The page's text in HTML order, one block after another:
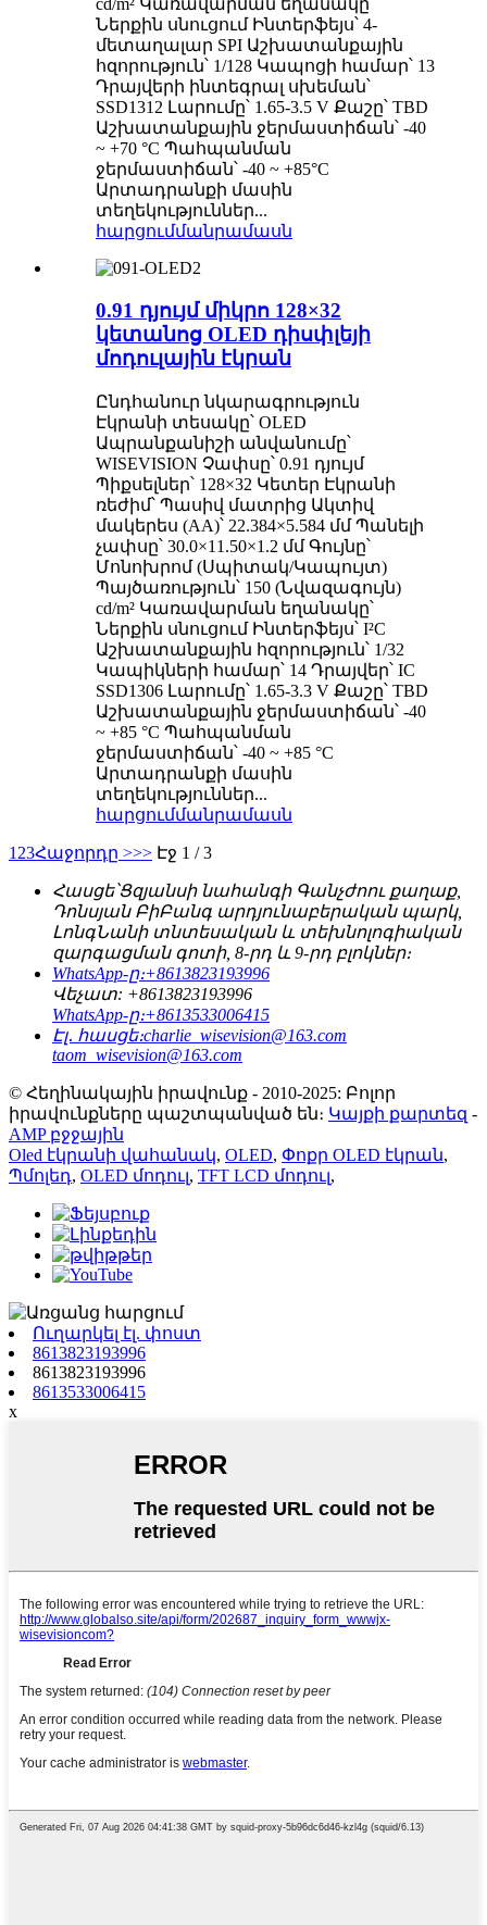
cd/m² Կառավարման եղանակը՝
Ներքին սնուցում Ինտերֆեյս՝ 4-
մետաղալար SPI Աշխատանքային
հզորություն՝ 1/128 Կապոցի համար՝ 13
Դրայվերի ինտեգրալ սխեման՝
SSD1312 Լարումը՝ 1.65-3.5 V Քաշը՝ TBD
Աշխատանքային ջերմաստիճան՝ -40
~ +70 °C Պահպանման
ջերմաստիճան՝ -40 ~ +85°C
Արտադրանքի մասին
տեղեկություններ...
հարցումմանրամասն
0.91 դյույմ միկրո 128×32
կետանոց OLED դիսփլեյի
մոդուլային էկրան
Ընդհանուր նկարագրություն
Էկրանի տեսակը՝ OLED
Ապրանքանիշի անվանումը՝
WISEVISION Չափսը՝ 0.91 դյույմ
Պիքսելներ՝ 128×32 Կետեր Էկրանի
ռեժիմ՝ Պասիվ մատրից Ակտիվ
մակերես (AA)՝ 22.384×5.584 մմ Պանելի
չափսը՝ 30.0×11.50×1.2 մմ Գույնը՝
Մոնոխրոմ (Սպիտակ/Կապույտ)
Պայծառություն՝ 150 (Նվազագույն)
cd/m² Կառավարման եղանակը՝
Ներքին սնուցում Ինտերֆեյս՝ I²C
Աշխատանքային հզորություն՝ 1/32
Կապիկների համար՝ 14 Դրայվեր՝ IC
SSD1306 Լարումը՝ 1.65-3.3 V Քաշը՝ TBD
Աշխատանքային ջերմաստիճան՝ -40
~ +85 °C Պահպանման
ջերմաստիճան՝ -40 ~ +85 °C
Արտադրանքի մասին
տեղեկություններ...
հարցումմանրամասն
1 23Հաջորդը >>> Էջ 1 / 3
Հասցե՝Ցզյանսի նահանգի Գանչժոու քաղաք,
Դոնսյան ԲիԲանգ արդյունաբերական պարկ,
ԼոնգՆանի տնտեսական և տեխնոլոգիական
զարգացման գոտի, 8-րդ և 9-րդ բլոկներ։
WhatsApp-ը։+8613823193996
Վեչատ: +8613823193996
WhatsApp-ը։+8613533006415
Էլ․ հասցե։charlie_wisevision@163.com
taom_wisevision@163.com
© Հեղինակային իրավունք - 2010-2025: Բոլոր
իրավունքները պաշտպանված են։ Կայքի քարտեզ -
AMP բջջային
Oled էկրանի վահանակ, OLED, Փոքր OLED էկրան,
Պմոլեդ, OLED մոդուլ, TFT LCD մոդուլ,
Ուղարկել էլ. փոստ
8613823193996
8613823193996
8613533006415
x